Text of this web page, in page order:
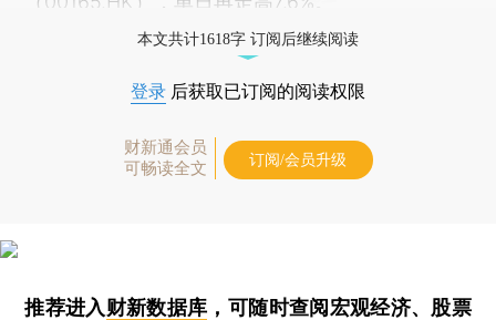
本文共计1618字 订阅后继续阅读
登录 后获取已订阅的阅读权限
财新通会员
可畅读全文
订阅/会员升级
推荐进入财新数据库 ，可随时查阅宏观经济、股票